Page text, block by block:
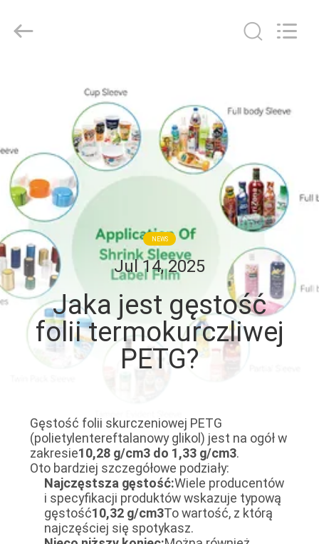
PRODUKTY
FILMY
O
NAS
WYCIECZKA
PO
FABRYCE
SKONTAKTUJ
NAMI
Ltd..
NEWS
Jul 14, 2025
Jaka jest gęstość
folii termokurczliwej
PETG?
Gęstość folii skurczeniowej PETG
(polietylentereftalanowy glikol) jest na ogół w
zakresie10,28 g/cm3 do 1,33 g/cm3.
Oto bardziej szczegółowe podziały:
Najczęstsza gęstość:Wiele producentów
i specyfikacji produktów wskazuje typową
gęstość10,32 g/cm3To wartość, z którą
najczęściej się spotykasz.